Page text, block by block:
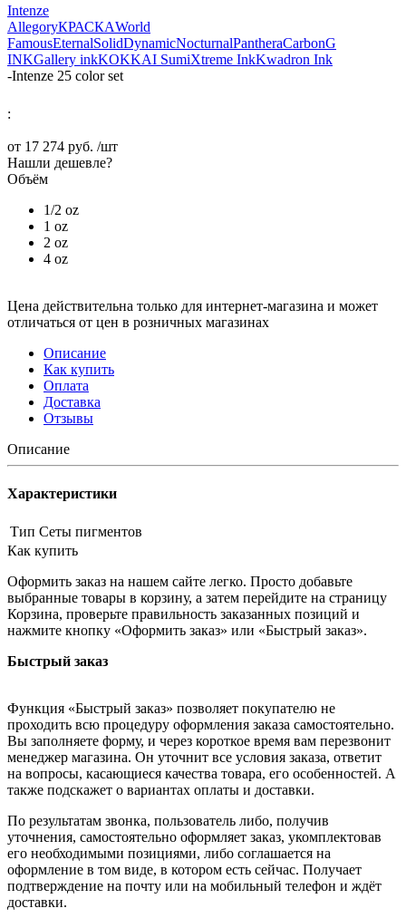
Intenze
AllegoryКРАСКАWorld
FamousEternalSolidDynamicNocturnalPantheraCarbonG
INKGallery inkKOKKAI SumiXtreme InkKwadron Ink
-Intenze 25 color set
:
от 17 274 руб. /шт
Нашли дешевле?
Объём
1/2 oz
1 oz
2 oz
4 oz
Цена действительна только для интернет-магазина и может
отличаться от цен в розничных магазинах
Описание
Как купить
Оплата
Доставка
Отзывы
Описание
Характеристики
Тип Сеты пигментов
Как купить
Оформить заказ на нашем сайте легко. Просто добавьте
выбранные товары в корзину, а затем перейдите на страницу
Корзина, проверьте правильность заказанных позиций и
нажмите кнопку «Оформить заказ» или «Быстрый заказ».
Быстрый заказ
Функция «Быстрый заказ» позволяет покупателю не
проходить всю процедуру оформления заказа самостоятельно.
Вы заполняете форму, и через короткое время вам перезвонит
менеджер магазина. Он уточнит все условия заказа, ответит
на вопросы, касающиеся качества товара, его особенностей. А
также подскажет о вариантах оплаты и доставки.
По результатам звонка, пользователь либо, получив
уточнения, самостоятельно оформляет заказ, укомплектовав
его необходимыми позициями, либо соглашается на
оформление в том виде, в котором есть сейчас. Получает
подтверждение на почту или на мобильный телефон и ждёт
доставки.